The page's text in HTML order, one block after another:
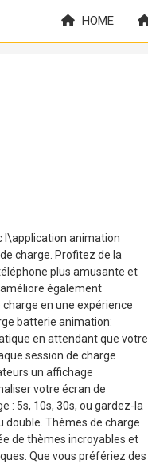
HOME
l\application animation
charge. Profitez de la
plus amusante et
également
en une expérience
batterie animation:
en attendant que votre
session de charge
un affichage
votre écran de
: 5s, 10s, 30s, ou gardez-la
Thèmes de charge
de thèmes incroyables et
Que vous préfériez des